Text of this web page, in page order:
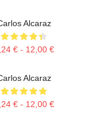
Alcaraz
€ - 12,00 €
Alcaraz
€ - 12,00 €